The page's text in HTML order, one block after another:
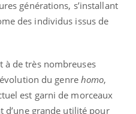
générations, s’installant
des individus issus de
à de très nombreuses
du genre homo,
est garni de morceaux
d’une grande utilité pour